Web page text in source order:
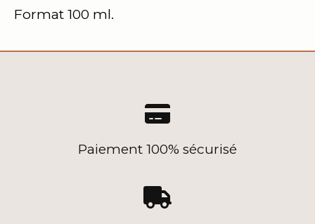
Format 100 ml.

Paiement 100% sécurisé
